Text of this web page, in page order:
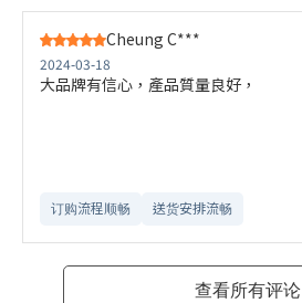
Cheung C***
2024-03-18
大品牌有信心，產品質量良好，
订购流程顺畅 送货安排流畅
查看所有评论